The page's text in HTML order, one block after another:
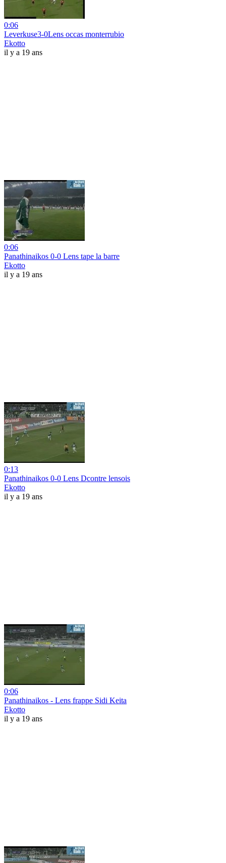
0:06
Leverkuse3-0Lens occas monterrubio
Ekotto
il y a 19 ans
0:06
Panathinaikos 0-0 Lens tape la barre
Ekotto
il y a 19 ans
0:13
Panathinaikos 0-0 Lens Dcontre lensois
Ekotto
il y a 19 ans
0:06
Panathinaikos - Lens frappe Sidi Keita
Ekotto
il y a 19 ans